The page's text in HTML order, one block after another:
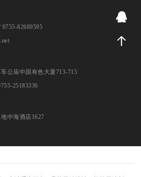
82689595
公庙中国有色大厦713-715
25183336
中海酒店1627